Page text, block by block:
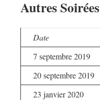
Autres Soirées
Date
7 septembre 2019
20 septembre 2019
23 janvier 2020